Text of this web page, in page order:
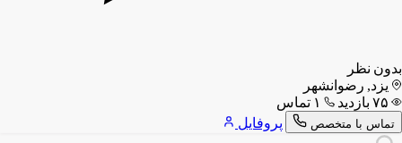
بدون نظر
یزد, رضوانشهر
تماس با متخصص پروفایل